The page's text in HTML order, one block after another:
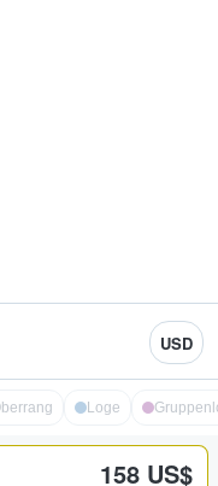
USD
Loge
158 US$